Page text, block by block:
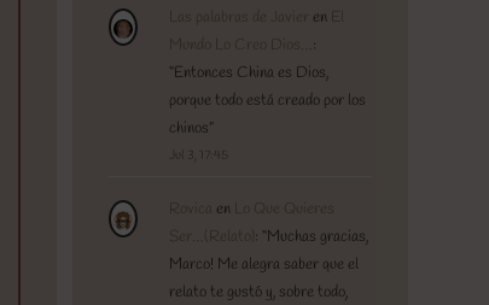
Las palabras de Javier en El
Mundo Lo Creo Dios… :
“Entonces China es Dios,
porque todo está creado por los
chinos”
Jul 3, 17:45
Rovica en
Lo Que Quieres
Ser…(Relato) : “Muchas gracias,
Marco! Me alegra saber que el
relato te gustó y, sobre todo,